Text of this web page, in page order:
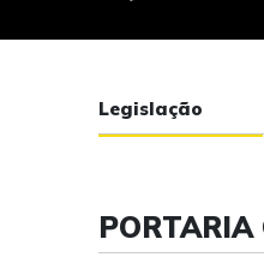
Legislação
PORTARIA